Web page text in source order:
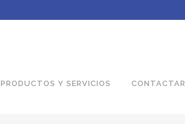
PRODUCTOS Y SERVICIOS CONTACTAR